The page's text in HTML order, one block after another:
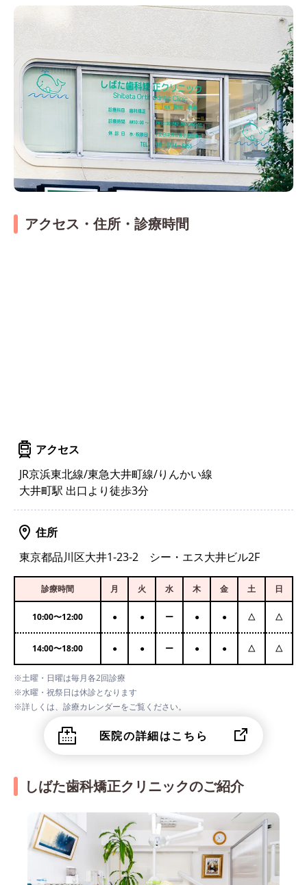
アクセス・住所・診療時間
アクセス
JR京浜東北線/東急大井町線/りんかい線
大井町駅 出口より徒歩3分
住所
東京都品川区大井1-23-2 シー・エス大井ビル2F
診療時間 月 火 水 木 金 土 日
10:00〜12:00 ● ● ー ● ● △ △
14:00〜18:00 ● ● ー ● ● △ △
※土曜・日曜は毎月各2回診療
※水曜・祝祭日は休診となります
※詳しくは、診療カレンダーをご覧ください。
医院の詳細はこちら
しばた歯科矯正クリニックのご紹介